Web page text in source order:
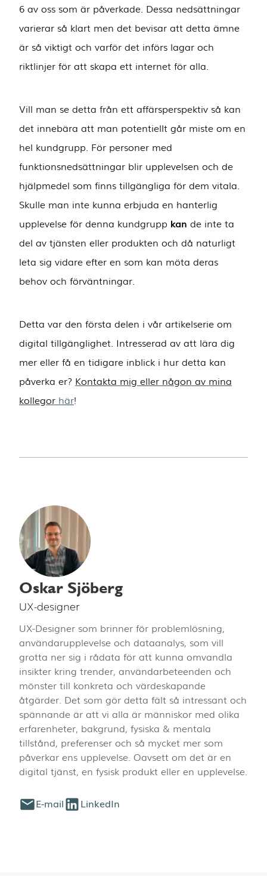
6 av oss som är påverkade. Dessa nedsättningar
varierar så klart men det bevisar att detta ämne
är så viktigt och varför det införs lagar och
riktlinjer för att skapa ett internet för alla.
Vill man se detta från ett affärsperspektiv så kan
det innebära att man potentiellt går miste om en
hel kundgrupp. För personer med
funktionsnedsättningar blir upplevelsen och de
hjälpmedel som finns tillgängliga för dem vitala.
Skulle man inte kunna erbjuda en hanterlig
upplevelse för denna kundgrupp kan de inte ta
del av tjänsten eller produkten och då naturligt
leta sig vidare efter en som kan möta deras
behov och förväntningar.
Detta var den första delen i vår artikelserie om
digital tillgänglighet. Intresserad av att lära dig
mer eller få en tidigare inblick i hur detta kan
påverka er? Kontakta mig eller någon av mina
kollegor här!
Oskar Sjöberg
UX-designer
UX-Designer som brinner för problemlösning,
användarupplevelse och dataanalys, som vill
grotta ner sig i rådata för att kunna omvandla
insikter kring trender, användarbeteenden och
mönster till konkreta och värdeskapande
åtgärder. Det som gör detta fält så intressant och
spännande är att vi alla är människor med olika
erfarenheter, bakgrund, fysiska & mentala
tillstånd, preferenser och så mycket mer som
påverkar ens upplevelse. Oavsett om det är en
digital tjänst, en fysisk produkt eller en upplevelse.
E-mail LinkedIn